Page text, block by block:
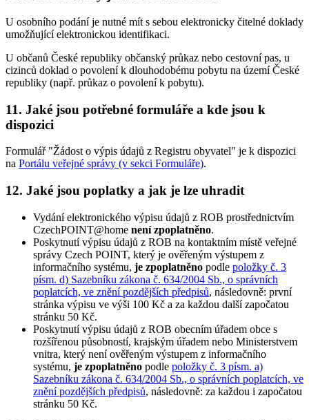
U osobního podání je nutné mít s sebou elektronicky čitelné doklady
umožňující elektronickou identifikaci.
U občanů České republiky občanský průkaz nebo cestovní pas, u
cizinců doklad o povolení k dlouhodobému pobytu na území České
republiky (např. průkaz o povolení k pobytu).
11. Jaké jsou potřebné formuláře a kde jsou k
dispozici
Formulář "Žádost o výpis údajů z Registru obyvatel" je k dispozici
na Portálu veřejné správy (v sekci Formuláře).
12. Jaké jsou poplatky a jak je lze uhradit
Vydání elektronického výpisu údajů z ROB prostřednictvím
CzechPOINT@home není zpoplatněno.
Poskytnutí výpisu údajů z ROB na kontaktním místě veřejné
správy Czech POINT, který je ověřeným výstupem z
informačního systému, je zpoplatněno podle položky č. 3
písm. d) Sazebníku zákona č. 634/2004 Sb., o správních
poplatcích, ve znění pozdějších předpisů, následovně: první
stránka výpisu ve výši 100 Kč a za každou další započatou
stránku 50 Kč.
Poskytnutí výpisu údajů z ROB obecním úřadem obce s
rozšířenou působností, krajským úřadem nebo Ministerstvem
vnitra, který není ověřeným výstupem z informačního
systému, je zpoplatněno podle položky č. 3 písm. a)
Sazebníku zákona č. 634/2004 Sb., o správních poplatcích, ve
znění pozdějších předpisů, následovně: za každou i započatou
stránku 50 Kč.